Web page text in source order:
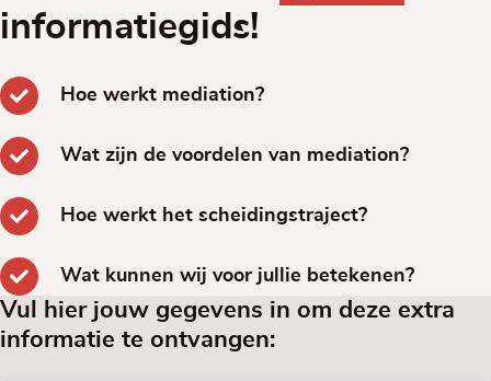
informatiegids!
Hoe werkt mediation?
Wat zijn de voordelen van mediation?
Hoe werkt het scheidingstraject?
Wat kunnen wij voor jullie betekenen?
Vul hier jouw gegevens in om deze extra
informatie te ontvangen: